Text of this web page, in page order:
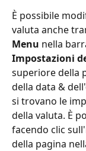
È possibile
valuta anche
Menu nella
Impostazioni
superiore della
della data &
si trovano le
della valuta. È
facendo clic
della pagina